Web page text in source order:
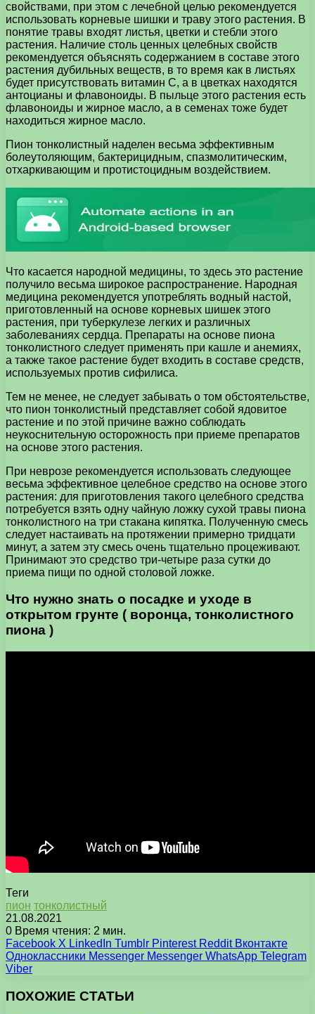
свойствами, при этом с лечебной целью рекомендуется
использовать корневые шишки и траву этого растения. В
понятие травы входят листья, цветки и стебли этого
растения. Наличие столь ценных целебных свойств
рекомендуется объяснять содержанием в составе этого
растения дубильных веществ, в то время как в листьях
будет присутствовать витамин С, а в цветках находятся
антоцианы и флавоноиды. В пыльце этого растения есть
флавоноиды и жирное масло, а в семенах тоже будет
находиться жирное масло.
Пион тонколистный наделен весьма эффективным
болеутоляющим, бактерицидным, спазмолитическим,
отхаркивающим и протистоцидным воздействием.
Что касается народной медицины, то здесь это растение
получило весьма широкое распространение. Народная
медицина рекомендуется употреблять водный настой,
приготовленный на основе корневых шишек этого
растения, при туберкулезе легких и различных
заболеваниях сердца. Препараты на основе пиона
тонколистного следует применять при кашле и анемиях,
а также такое растение будет входить в составе средств,
используемых против сифилиса.
Тем не менее, не следует забывать о том обстоятельстве,
что пион тонколистный представляет собой ядовитое
растение и по этой причине важно соблюдать
неукоснительную осторожность при приеме препаратов
на основе этого растения.
При неврозе рекомендуется использовать следующее
весьма эффективное целебное средство на основе этого
растения: для приготовления такого целебного средства
потребуется взять одну чайную ложку сухой травы пиона
тонколистного на три стакана кипятка. Полученную смесь
следует настаивать на протяжении примерно тридцати
минут, а затем эту смесь очень тщательно процеживают.
Принимают это средство три-четыре раза сутки до
приема пищи по одной столовой ложке.
Что нужно знать о посадке и уходе в
открытом грунте ( воронца, тонколистного
пиона )
Теги
пион тонколистный
21.08.2021
0 Время чтения: 2 мин.
Facebook X LinkedIn Tumblr Pinterest Reddit Вконтакте
Одноклассники Messenger Messenger WhatsApp Telegram
Viber
ПОХОЖИЕ СТАТЬИ